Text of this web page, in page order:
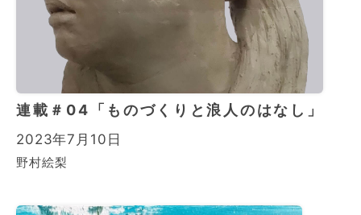
連載＃04「ものづくりと浪人のはなし」
2023年7月10日
野村絵梨